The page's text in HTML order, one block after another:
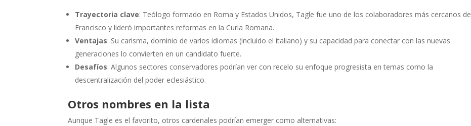
Trayectoria clave: Teólogo formado en Roma y Estados Unidos, Tagle fue uno de los colaboradores más cercanos de
Francisco y lideró importantes reformas en la Curia Romana.
Ventajas: Su carisma, dominio de varios idiomas (incluido el italiano) y su capacidad para conectar con las nuevas
generaciones lo convierten en un candidato fuerte.
Desafíos: Algunos sectores conservadores podrían ver con recelo su enfoque progresista en temas como la
descentralización del poder eclesiástico.
Otros nombres en la lista
Aunque Tagle es el favorito, otros cardenales podrían emerger como alternativas: